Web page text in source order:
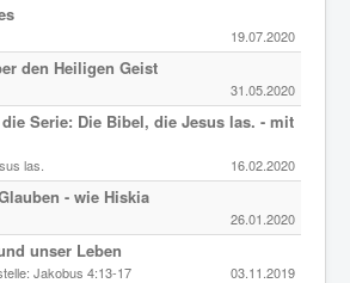
19.07.2020
den Heiligen Geist
31.05.2020
Serie: Die Bibel, die Jesus las. - mit
las. 16.02.2020
- wie Hiskia
26.01.2020
unser Leben
Jakobus 4:13-17 03.11.2019